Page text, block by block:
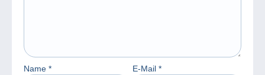
Name * E-Mail *